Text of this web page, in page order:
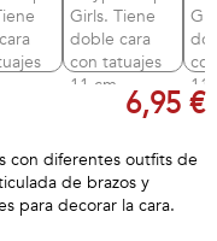
6,95 €
con diferentes outfits de
de brazos y
para decorar la cara.